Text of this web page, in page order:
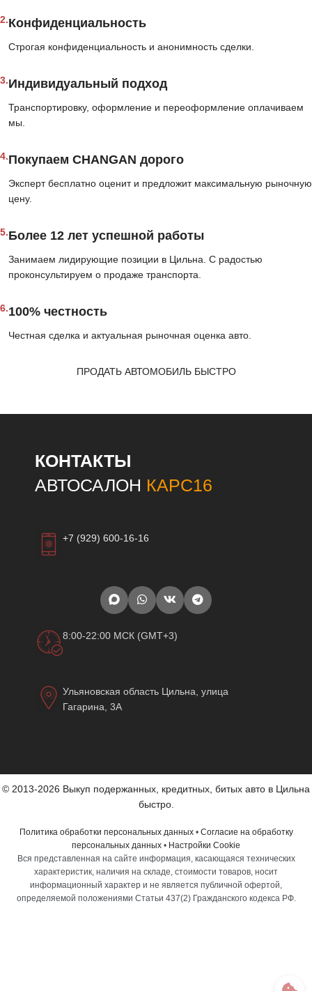
2.Конфиденциальность
Строгая конфиденциальность и анонимность сделки.
3.Индивидуальный подход
Транспортировку, оформление и переоформление оплачиваем
мы.
4.Покупаем CHANGAN дорого
Эксперт бесплатно оценит и предложит максимальную рыночную
цену.
5.Более 12 лет успешной работы
Занимаем лидирующие позиции в Цильна. С радостью
проконсультируем о продаже транспорта.
6.100% честность
Честная сделка и актуальная рыночная оценка авто.
ПРОДАТЬ АВТОМОБИЛЬ БЫСТРО
КОНТАКТЫ
АВТОСАЛОН КАРС16
+7 (929) 600-16-16
8:00-22:00 МСК (GMT+3)
Ульяновская область Цильна, улица
Гагарина, 3А
© 2013-2026 Выкуп подержанных, кредитных, битых авто в Цильна
быстро.
Политика обработки персональных данных• Согласие на обработку
персональных данных • Настройки Cookie
Вся представленная на сайте информация, касающаяся технических
характеристик, наличия на складе, стоимости товаров, носит
информационный характер и не является публичной офертой,
определяемой положениями Статьи 437(2) Гражданского кодекса РФ.